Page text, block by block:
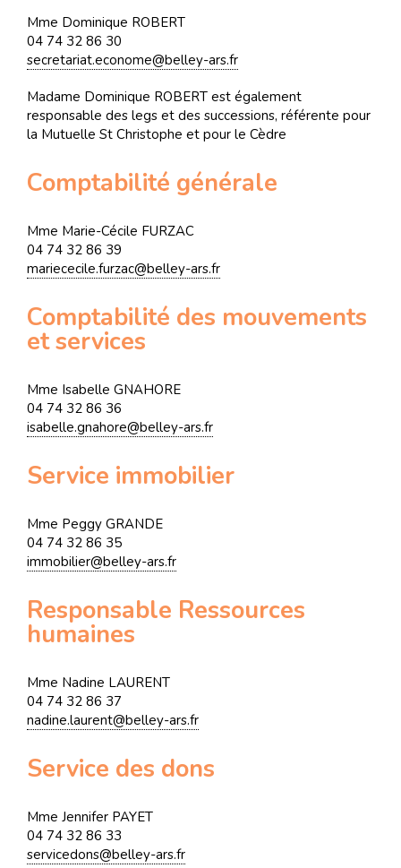
Mme Dominique ROBERT
04 74 32 86 30
secretariat.econome@belley-ars.fr
Madame Dominique ROBERT est également
responsable des legs et des successions, référente pour
la Mutuelle St Christophe et pour le Cèdre
Comptabilité générale
Mme Marie-Cécile FURZAC
04 74 32 86 39
mariececile.furzac@belley-ars.fr
Comptabilité des mouvements
et services
Mme Isabelle GNAHORE
04 74 32 86 36
isabelle.gnahore@belley-ars.fr
Service immobilier
Mme Peggy GRANDE
04 74 32 86 35
immobilier@belley-ars.fr
Responsable Ressources
humaines
Mme Nadine LAURENT
04 74 32 86 37
nadine.laurent@belley-ars.fr
Service des dons
Mme Jennifer PAYET
04 74 32 86 33
servicedons@belley-ars.fr